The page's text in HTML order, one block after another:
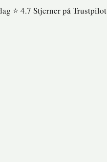
⭐️ 4.7 Stjerner på Trustpilot